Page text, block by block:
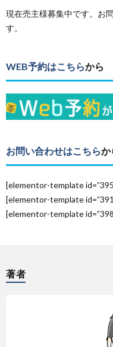
現在売主様募集中です。お
す。
WEB予約はこちらから
お問い合わせはこちらか
[elementor-template
[elementor-template
[elementor-template
著者